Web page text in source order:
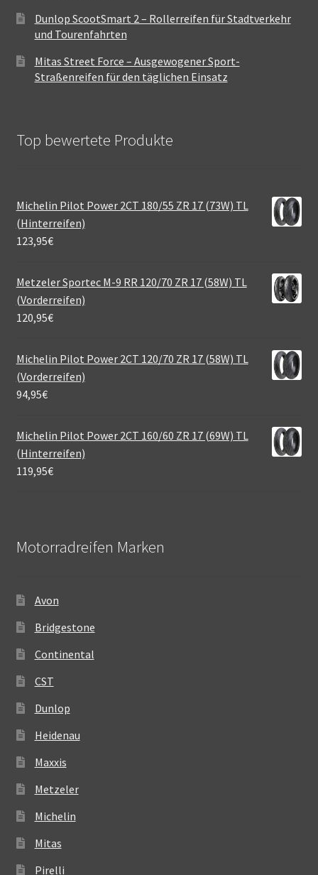
Dunlop ScootSmart 2 – Rollerreifen für Stadtverkehr
und Tourenfahrten
Mitas Street Force – Ausgewogener Sport-
Straßenreifen für den täglichen Einsatz
Top bewertete Produkte
Michelin Pilot Power 2CT 180/55 ZR 17 (73W) TL
(Hinterreifen)
123,95€
Metzeler Sportec M-9 RR 120/70 ZR 17 (58W) TL
(Vorderreifen)
120,95€
Michelin Pilot Power 2CT 120/70 ZR 17 (58W) TL
(Vorderreifen)
94,95€
Michelin Pilot Power 2CT 160/60 ZR 17 (69W) TL
(Hinterreifen)
119,95€
Motorradreifen Marken
Avon
Bridgestone
Continental
CST
Dunlop
Heidenau
Maxxis
Metzeler
Michelin
Mitas
Pirelli